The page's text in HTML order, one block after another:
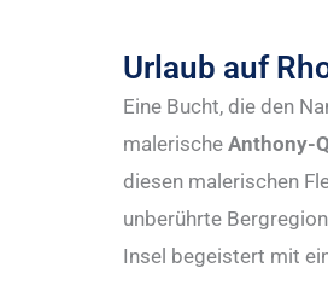
Urlaub auf
Eine Bucht, die den
malerische Anthony-
diesen malerischen
unberührte
Insel begeistert mit